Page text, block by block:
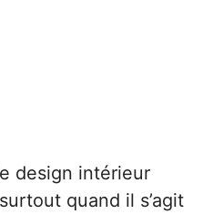
design intérieur
quand il s’agit